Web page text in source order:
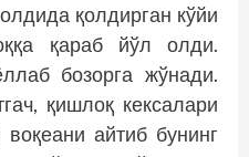
қолдирган кўйи
қараб йўл олди.
бозорга жўнади.
қишлоқ кексалари
айтиб бунинг